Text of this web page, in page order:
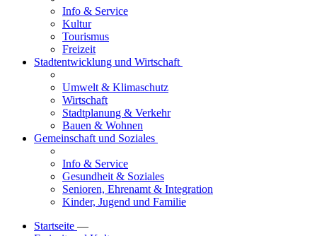
Info & Service
Kultur
Tourismus
Freizeit
Stadtentwicklung und Wirtschaft
Umwelt & Klimaschutz
Wirtschaft
Stadtplanung & Verkehr
Bauen & Wohnen
Gemeinschaft und Soziales
Info & Service
Gesundheit & Soziales
Senioren, Ehrenamt & Integration
Kinder, Jugend und Familie
Startseite —